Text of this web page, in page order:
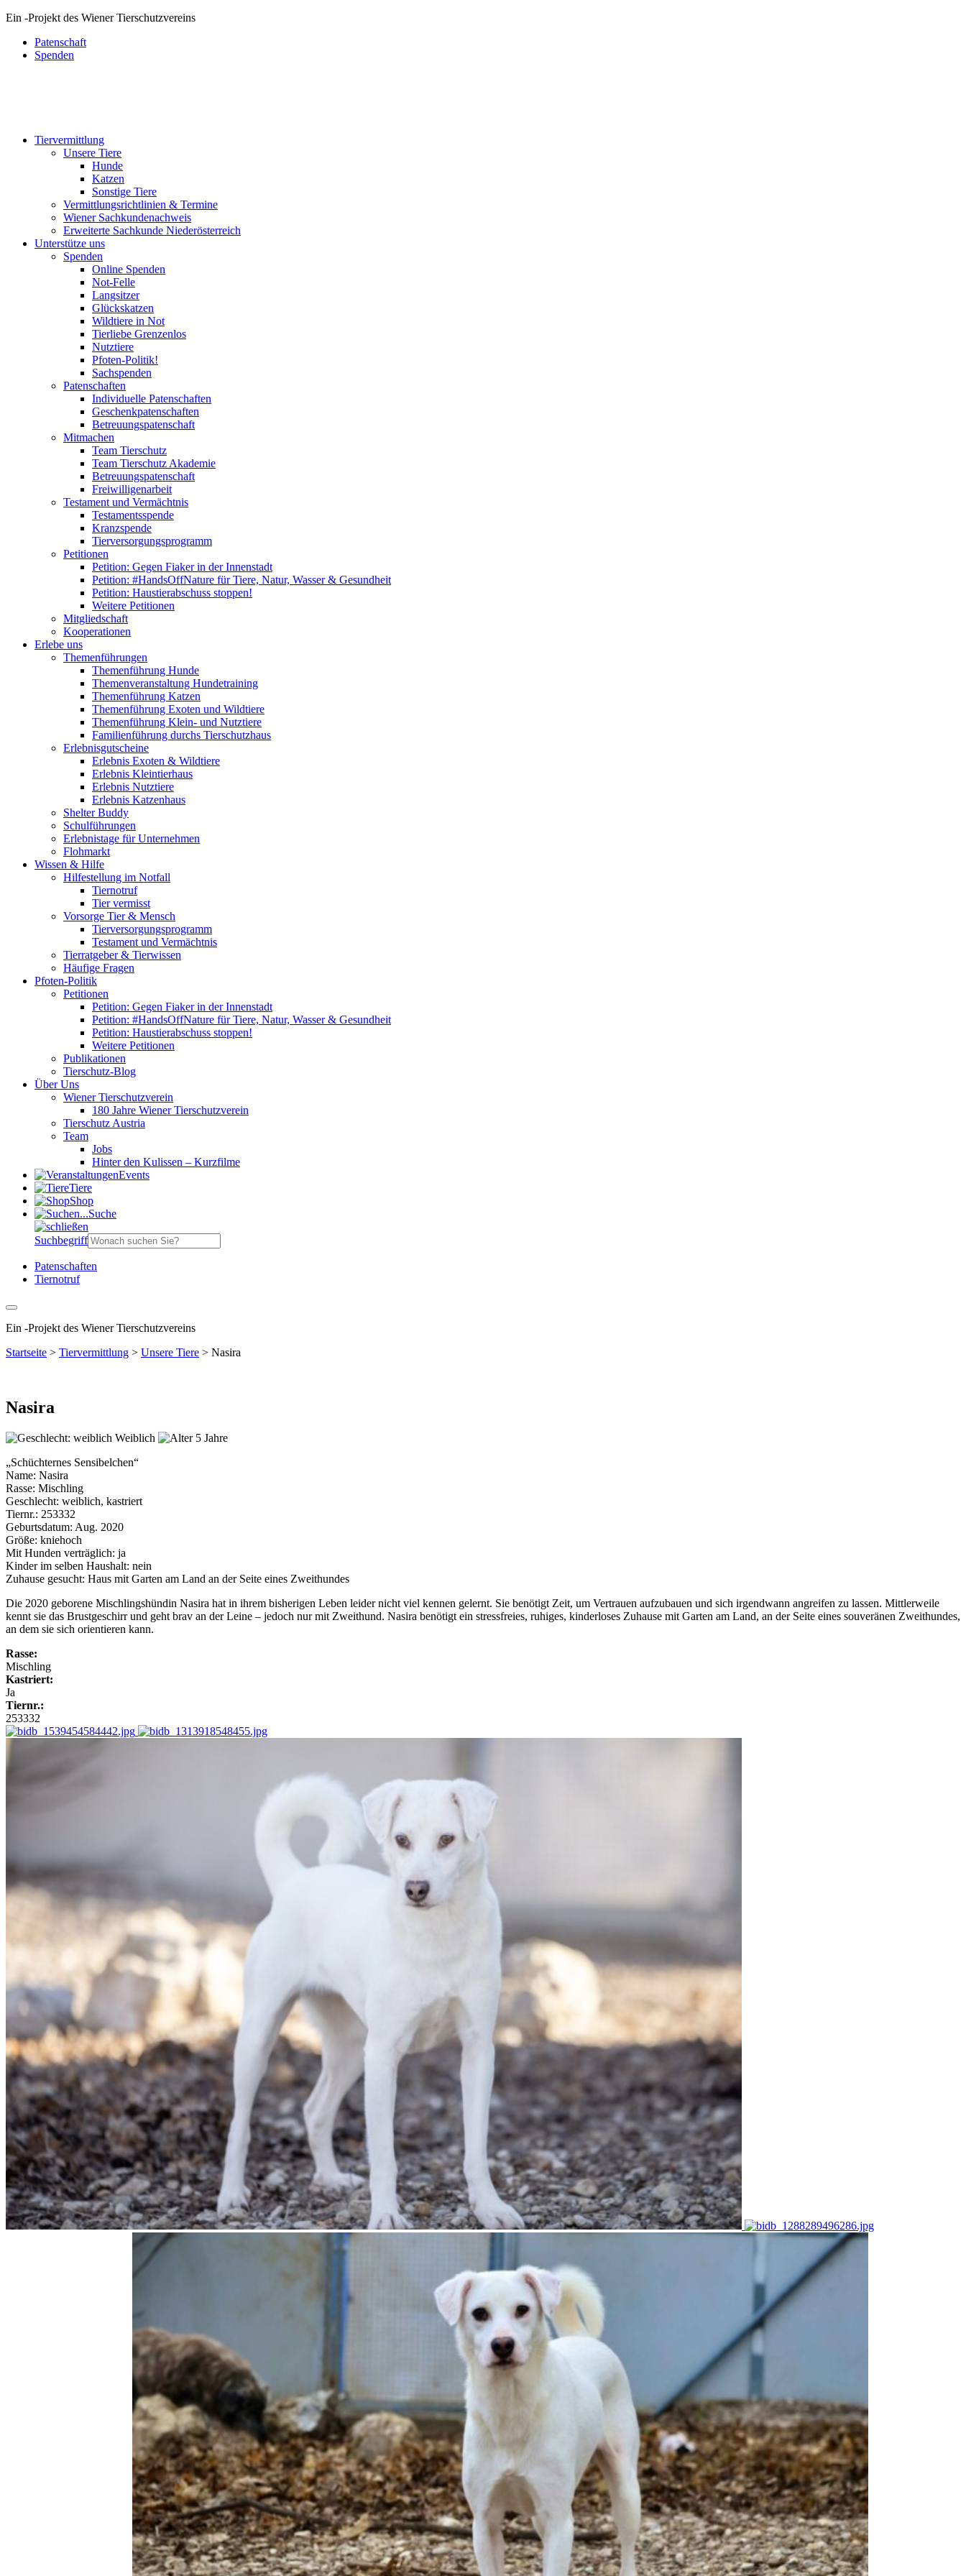
Ein -Projekt des Wiener Tierschutzvereins
Patenschaft
Spenden
Tiervermittlung
Unsere Tiere
Hunde
Katzen
Sonstige Tiere
Vermittlungsrichtlinien & Termine
Wiener Sachkundenachweis
Erweiterte Sachkunde Niederösterreich
Unterstütze uns
Spenden
Online Spenden
Not-Felle
Langsitzer
Glückskatzen
Wildtiere in Not
Tierliebe Grenzenlos
Nutztiere
Pfoten-Politik!
Sachspenden
Patenschaften
Individuelle Patenschaften
Geschenkpatenschaften
Betreuungspatenschaft
Mitmachen
Team Tierschutz
Team Tierschutz Akademie
Betreuungspatenschaft
Freiwilligenarbeit
Testament und Vermächtnis
Testamentsspende
Kranzspende
Tierversorgungsprogramm
Petitionen
Petition: Gegen Fiaker in der Innenstadt
Petition: #HandsOffNature für Tiere, Natur, Wasser & Gesundheit
Petition: Haustierabschuss stoppen!
Weitere Petitionen
Mitgliedschaft
Kooperationen
Erlebe uns
Themenführungen
Themenführung Hunde
Themenveranstaltung Hundetraining
Themenführung Katzen
Themenführung Exoten und Wildtiere
Themenführung Klein- und Nutztiere
Familienführung durchs Tierschutzhaus
Erlebnisgutscheine
Erlebnis Exoten & Wildtiere
Erlebnis Kleintierhaus
Erlebnis Nutztiere
Erlebnis Katzenhaus
Shelter Buddy
Schulführungen
Erlebnistage für Unternehmen
Flohmarkt
Wissen & Hilfe
Hilfestellung im Notfall
Tiernotruf
Tier vermisst
Vorsorge Tier & Mensch
Tierversorgungsprogramm
Testament und Vermächtnis
Tierratgeber & Tierwissen
Häufige Fragen
Pfoten-Politik
Petitionen
Petition: Gegen Fiaker in der Innenstadt
Petition: #HandsOffNature für Tiere, Natur, Wasser & Gesundheit
Petition: Haustierabschuss stoppen!
Weitere Petitionen
Publikationen
Tierschutz-Blog
Über Uns
Wiener Tierschutzverein
180 Jahre Wiener Tierschutzverein
Tierschutz Austria
Team
Jobs
Hinter den Kulissen – Kurzfilme
Events
Tiere
Shop
Suche
Suchbegriff
Patenschaften
Tiernotruf
Ein -Projekt des Wiener Tierschutzvereins
Startseite > Tiervermittlung > Unsere Tiere > Nasira
Nasira
Weiblich
5 Jahre
„Schüchternes Sensibelchen“
Name: Nasira
Rasse: Mischling
Geschlecht: weiblich, kastriert
Tiernr.: 253332
Geburtsdatum: Aug. 2020
Größe: kniehoch
Mit Hunden verträglich: ja
Kinder im selben Haushalt: nein
Zuhause gesucht: Haus mit Garten am Land an der Seite eines Zweithundes
Die 2020 geborene Mischlingshündin Nasira hat in ihrem bisherigen Leben leider nicht viel kennen gelernt. Sie benötigt Zeit, um Vertrauen aufzubauen und sich irgendwann angreifen zu lassen. Mittlerweile
kennt sie das Brustgeschirr und geht brav an der Leine – jedoch nur mit Zweithund. Nasira benötigt ein stressfreies, ruhiges, kinderloses Zuhause mit Garten am Land, an der Seite eines souveränen Zweithundes,
an dem sie sich orientieren kann.
Rasse:
Mischling
Kastriert:
Ja
Tiernr.:
253332